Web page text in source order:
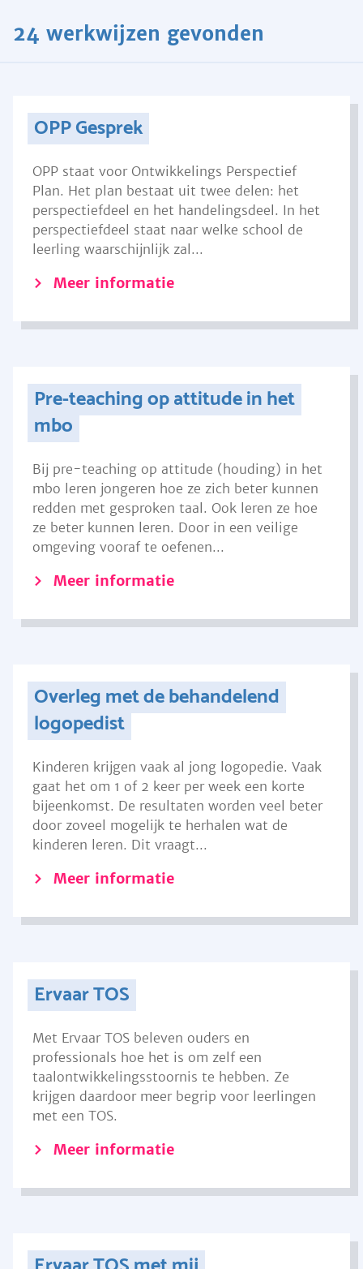
24 werkwijzen gevonden
OPP Gesprek
OPP staat voor Ontwikkelings Perspectief
Plan. Het plan bestaat uit twee delen: het
perspectiefdeel en het handelingsdeel. In het
perspectiefdeel staat naar welke school de
leerling waarschijnlijk zal...
Meer informatie
Pre-teaching op attitude in het
mbo
Bij pre-teaching op attitude (houding) in het
mbo leren jongeren hoe ze zich beter kunnen
redden met gesproken taal. Ook leren ze hoe
ze beter kunnen leren. Door in een veilige
omgeving vooraf te oefenen...
Meer informatie
Overleg met de behandelend
logopedist
Kinderen krijgen vaak al jong logopedie. Vaak
gaat het om 1 of 2 keer per week een korte
bijeenkomst. De resultaten worden veel beter
door zoveel mogelijk te herhalen wat de
kinderen leren. Dit vraagt...
Meer informatie
Ervaar TOS
Met Ervaar TOS beleven ouders en
professionals hoe het is om zelf een
taalontwikkelingsstoornis te hebben. Ze
krijgen daardoor meer begrip voor leerlingen
met een TOS.
Meer informatie